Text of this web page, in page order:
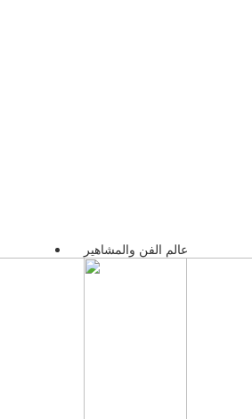
عالم الفن والمشاهير